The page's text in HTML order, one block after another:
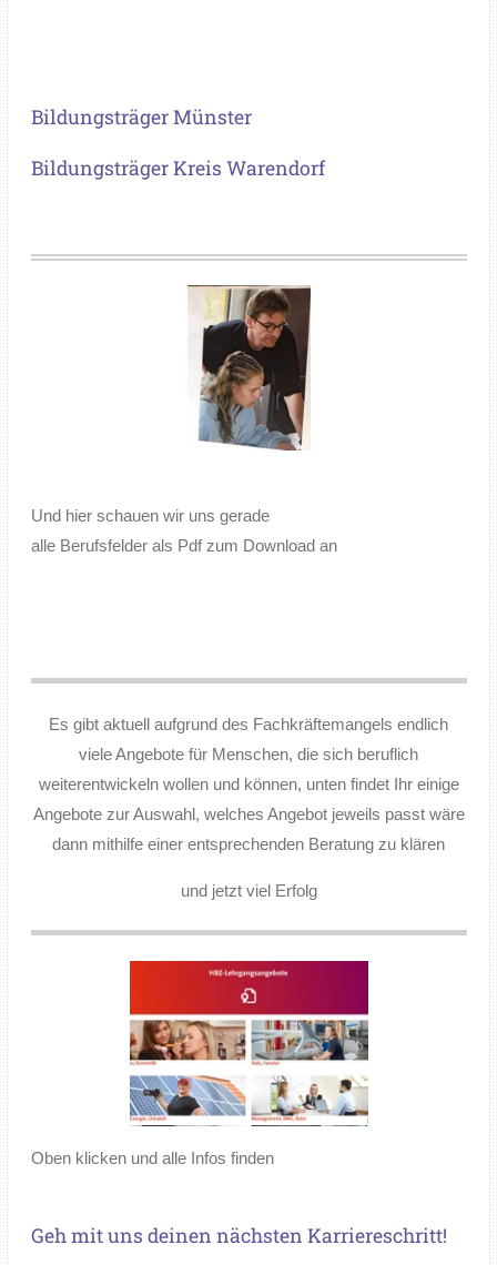
Bildungsträger Münster
Bildungsträger Kreis Warendorf
Und hier schauen wir uns gerade
alle Berufsfelder als Pdf zum Download an
Es gibt aktuell aufgrund des Fachkräftemangels endlich
viele Angebote für Menschen, die sich beruflich
weiterentwickeln wollen und können, unten findet Ihr einige
Angebote zur Auswahl, welches Angebot jeweils passt wäre
dann mithilfe einer entsprechenden Beratung zu klären
und jetzt viel Erfolg
Oben klicken und alle Infos finden
Geh mit uns deinen nächsten Karriereschritt!